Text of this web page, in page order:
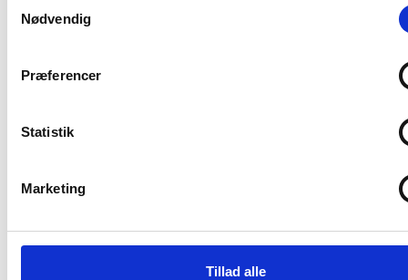
Nødvendig
Præferencer
Statistik
Marketing
Tillad alle
Sundgade (Toøren)
Badevandsprofil Badeanstalten i